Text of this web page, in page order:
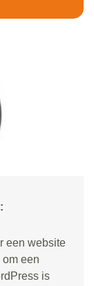
een website
om een
is